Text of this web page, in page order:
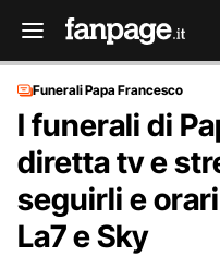
Funerali Papa Francesco
I funerali di
diretta tv e
seguirli e
La7 e Sky